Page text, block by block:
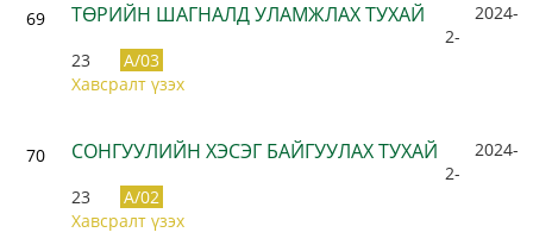
69 ТӨРИЙН ШАГНАЛД УЛАМЖЛАХ ТУХАЙ
2024-
2-
23
A/03
Хавсралт үзэх
70 СОНГУУЛИЙН ХЭСЭГ БАЙГУУЛАХ ТУХАЙ
2024-
2-
23
A/02
Хавсралт үзэх